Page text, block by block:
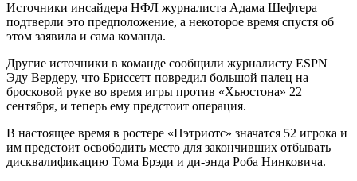
Источники инсайдера НФЛ журналиста Адама Шефтера
подтверли это предположение, а некоторое время спустя об
этом заявила и сама команда.
Другие источники в команде сообщили журналисту ESPN
Эду Вердеру, что Бриссетт повредил большой палец на
бросковой руке во время игры против «Хьюстона» 22
сентября, и теперь ему предстоит операция.
В настоящее время в ростере «Пэтриотс» значатся 52 игрока и
им предстоит освободить место для закончивших отбывать
дисквалификацию Тома Брэди и ди-энда Роба Нинковича.